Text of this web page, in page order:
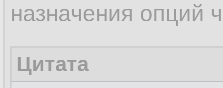
назначения опций
Цитата